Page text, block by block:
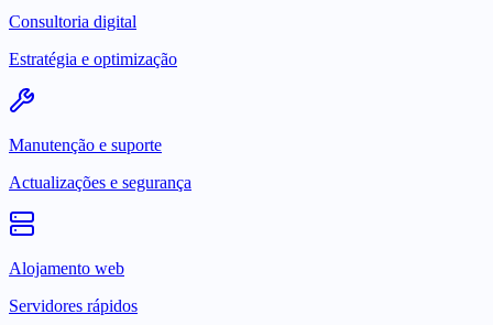
Consultoria digital
Estratégia e optimização
Manutenção e suporte
Actualizações e segurança
Alojamento web
Servidores rápidos